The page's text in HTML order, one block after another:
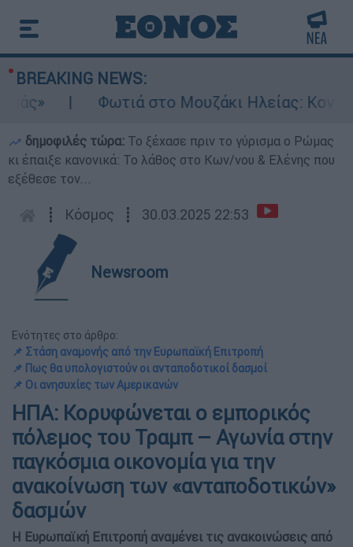
BREAKING NEWS:
Φωτιά στο Μουζάκι Ηλείας: Κοντά
δημοφιλές τώρα: Το ξέχασε πριν το γύρισμα ο Ρώμας
κι έπαιξε κανονικά: Το λάθος στο Κων/νου & Ελένης που
εξέθεσε τον...
┋ Κόσμος ┋ 30.03.2025 22:53
Newsroom
Ενότητες στο άρθρο:
📌 Στάση αναμονής από την Ευρωπαϊκή Επιτροπή
📌 Πως θα υπολογιστούν οι ανταποδοτικοί δασμοί
📌 Οι ανησυχίες των Αμερικανών
ΗΠΑ: Κορυφώνεται ο εμπορικός
πόλεμος του Τραμπ – Αγωνία στην
παγκόσμια οικονομία για την
ανακοίνωση των «ανταποδοτικών»
δασμών
Η Ευρωπαϊκή Επιτροπή αναμένει τις ανακοινώσεις από